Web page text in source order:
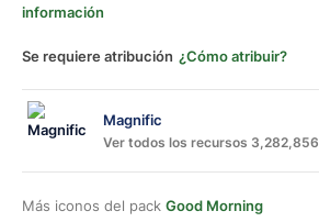
información
Se requiere atribución ¿Cómo atribuir?
Magnific
Ver todos los recursos 3,282,856
Más iconos del pack Good Morning